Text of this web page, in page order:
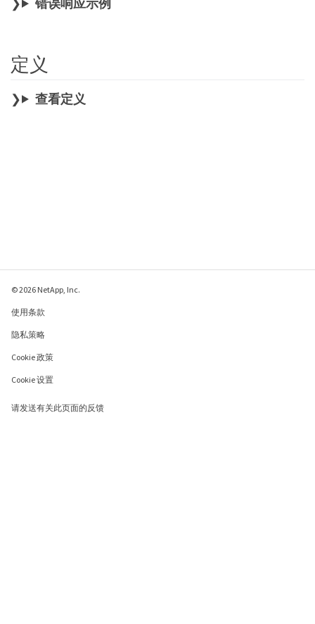
错误响应示例
定义
查看定义
© 2026 NetApp, Inc.
使用条款
隐私策略
Cookie 政策
Cookie 设置
请发送有关此页面的反馈